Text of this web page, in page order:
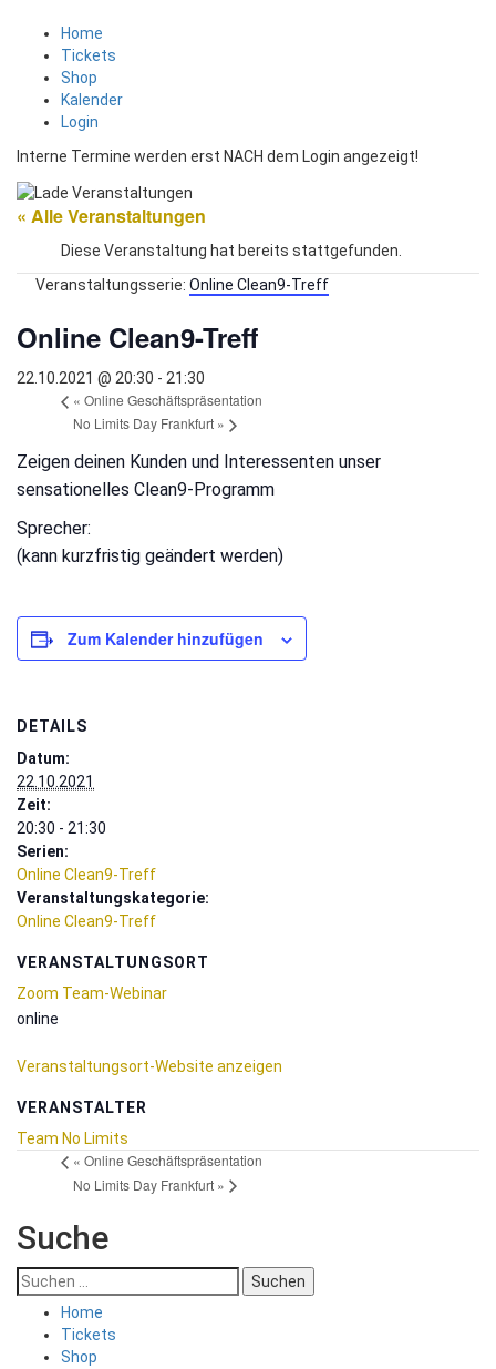
Home
Tickets
Shop
Kalender
Login
Interne Termine werden erst NACH dem Login angezeigt!
« Alle Veranstaltungen
Diese Veranstaltung hat bereits stattgefunden.
Veranstaltungsserie: Online Clean9-Treff
Online Clean9-Treff
22.10.2021 @ 20:30 - 21:30
« Online Geschäftspräsentation
No Limits Day Frankfurt »
Zeigen deinen Kunden und Interessenten unser
sensationelles Clean9-Programm
Sprecher:
(kann kurzfristig geändert werden)
Zum Kalender hinzufügen
DETAILS
Datum:
22.10.2021
Zeit:
20:30 - 21:30
Serien:
Online Clean9-Treff
Veranstaltungskategorie:
Online Clean9-Treff
VERANSTALTUNGSORT
Zoom Team-Webinar
online
Veranstaltungsort-Website anzeigen
VERANSTALTER
Team No Limits
« Online Geschäftspräsentation
No Limits Day Frankfurt »
Suche
Suchen
nach:
Home
Tickets
Shop